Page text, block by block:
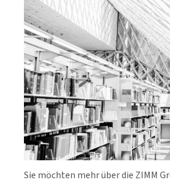
Sie möchten mehr über die ZIMM